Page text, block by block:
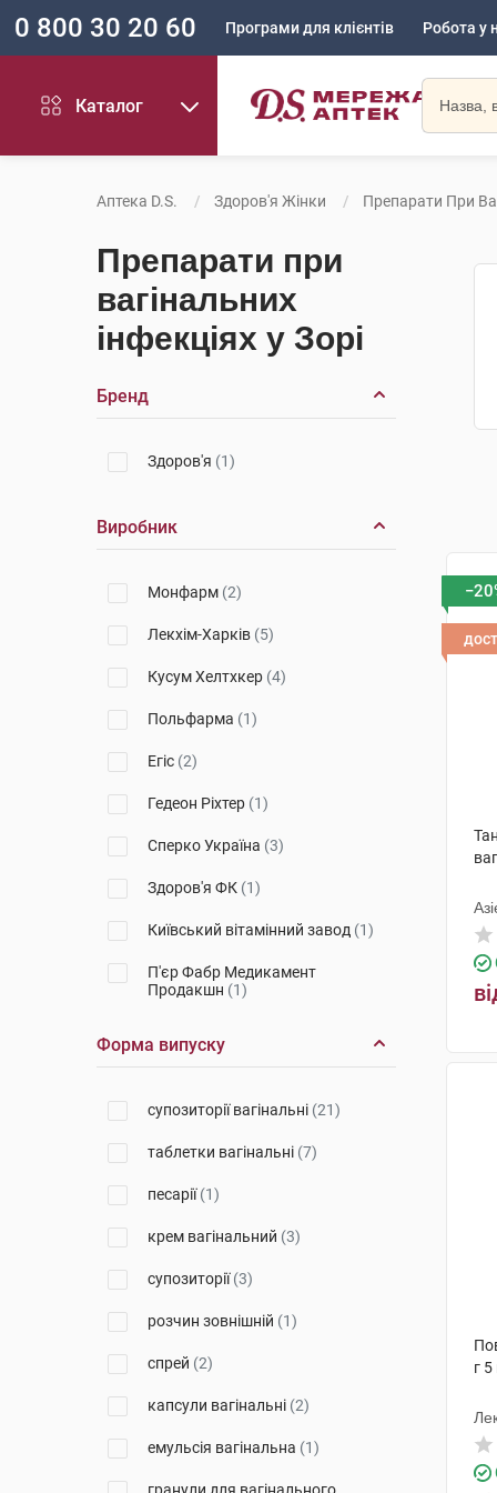
0 800 30 20 60 Програми для клієнтів Робота у
Каталог
Аптека D.S. Здоров'я Жінки Препарати При
Препарати при
вагінальних
інфекціях у Зорі
Бренд
Здоров'я (1)
Виробник
Монфарм (2)
Лекхім-Харків (5)
Кусум Хелтхкер (4)
Польфарма (1)
Егіс (2)
Гедеон Ріхтер (1)
Сперко Україна (3)
Здоров'я ФК (1)
Київський вітамінний завод (1)
П'єр Фабр Медикамент
Продакшн (1)
Зентіва Саглик Урунлері Санаї
Анонім Шіркеті
Іннотера Шузі(2)
АЙКОР ЛАЙФ САЙЕНСИЗ Б.В.
(1)
Азіенде Кіміке Ріуніте Анжеліні
Форма випуску
супозиторії вагінальні (21)
таблетки вагінальні (7)
песарії(1)
крем вагінальний (3)
супозиторії(3)
розчин зовнішній (1)
спрей (2)
капсули вагінальні (2)
емульсія вагінальна (1)
г